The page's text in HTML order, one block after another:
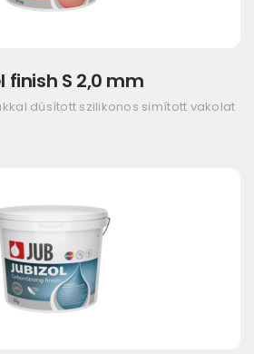
finish S 2,0 mm
dúsított szilikonos simított vakolat